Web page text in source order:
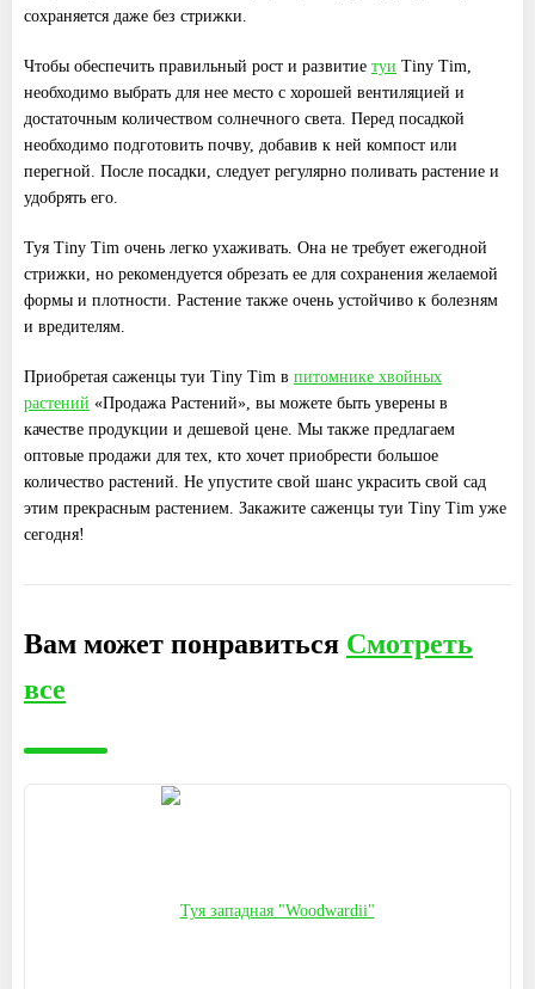
сохраняется даже без стрижки.
Чтобы обеспечить правильный рост и развитие туи Tiny Tim,
необходимо выбрать для нее место с хорошей вентиляцией и
достаточным количеством солнечного света. Перед посадкой
необходимо подготовить почву, добавив к ней компост или
перегной. После посадки, следует регулярно поливать растение и
удобрять его.
Туя Tiny Tim очень легко ухаживать. Она не требует ежегодной
стрижки, но рекомендуется обрезать ее для сохранения желаемой
формы и плотности. Растение также очень устойчиво к болезням
и вредителям.
Приобретая саженцы туи Tiny Tim в питомнике хвойных
растений «Продажа Растений», вы можете быть уверены в
качестве продукции и дешевой цене. Мы также предлагаем
оптовые продажи для тех, кто хочет приобрести большое
количество растений. Не упустите свой шанс украсить свой сад
этим прекрасным растением. Закажите саженцы туи Tiny Tim уже
сегодня!
Вам может понравиться Смотреть
все